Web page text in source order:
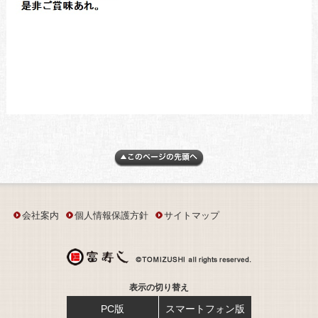
会社案内 個人情報保護方針 サイトマップ
表示の切り替え
PC版 スマートフォン版